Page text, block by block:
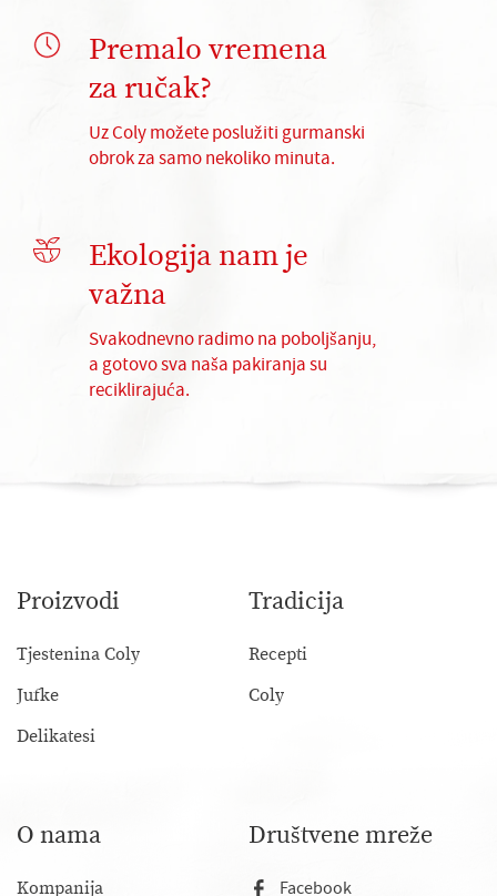
Premalo vremena
za ručak?
Uz Coly možete poslužiti gurmanski
obrok za samo nekoliko minuta.
Ekologija nam je
važna
Svakodnevno radimo na poboljšanju,
a gotovo sva naša pakiranja su
reciklirajuća.
Proizvodi
Tjestenina Coly
Jufke
Delikatesi
Tradicija
Recepti
Coly
O nama
Kompanija
Društvene mreže
Facebook